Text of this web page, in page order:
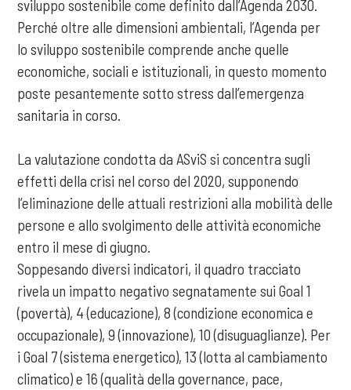
sviluppo sostenibile come definito dall’Agenda 2030.
Perché oltre alle dimensioni ambientali, l’Agenda per
lo sviluppo sostenibile comprende anche quelle
economiche, sociali e istituzionali, in questo momento
poste pesantemente sotto stress dall’emergenza
sanitaria in corso.
La valutazione condotta da ASviS si concentra sugli
effetti della crisi nel corso del 2020, supponendo
l’eliminazione delle attuali restrizioni alla mobilità delle
persone e allo svolgimento delle attività economiche
entro il mese di giugno.
Soppesando diversi indicatori, il quadro tracciato
rivela un impatto negativo segnatamente sui Goal 1
(povertà), 4 (educazione), 8 (condizione economica e
occupazionale), 9 (innovazione), 10 (disuguaglianze). Per
i Goal 7 (sistema energetico), 13 (lotta al cambiamento
climatico) e 16 (qualità della governance, pace,